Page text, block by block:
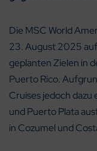
Die MSC World
23. August 2025
geplanten Zielen in
Puerto Rico.
Cruises jedoch dazu
und Puerto Plata
in Cozumel und